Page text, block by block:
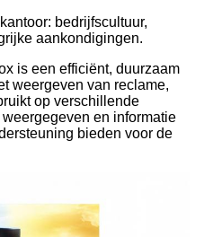
bedrijfscultuur,
aankondigingen.
is een efficiënt, duurzaam
weergeven van reclame,
op verschillende
en informatie
bieden voor de